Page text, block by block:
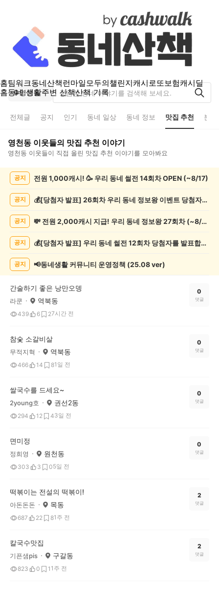
홈팀워크동네산책런마일모두의챌린지캐시로또보험캐시딜
홈동네 생활주변 산책산책 기록
영천동
전체글 공지 인기 동네 일상 동네 정보 맛집 추천 분
영천동 이웃들의 맛집 추천 이야기
영천동 이웃들이 직접 올린 맛집 추천 이야기를 모아봐요
록
공지 전원 1,000캐시! 🥳 우리 동네 썰전 14회차 OPEN (~8/17)
공지 💰[당첨자 발표] 26회차 우리 동네 정보왕 이벤트 당첨자를 발표합니다!
공지 💸 전원 2,000캐시 지급! 우리 동네 정보왕 27회차 (~8/10)
공지 💰[당첨자 발표] 우리 동네 썰전 12회차 당첨자를 발표합니다!
공지 📢동네생활 커뮤니티 운영정책 (25.08 ver)
간술하기 좋은 낭만오뎅
라쿤 역북동
439 6 27시간 전
0
댓글
참숯 소갈비살
무적지혁 역북동
466 14 81일 전
0
댓글
쌀국수를 드세요~
2young호 권선2동
294 12 43일 전
0
댓글
면미정
정희영 원천동
303 3 05일 전
0
댓글
떡볶이는 전설의 떡볶이!
아돈돈돈 목동
687 22 81주 전
2
댓글
칼국수맛집
기픈샘pis 구갈동
823 0 1 1주 전
2
댓글